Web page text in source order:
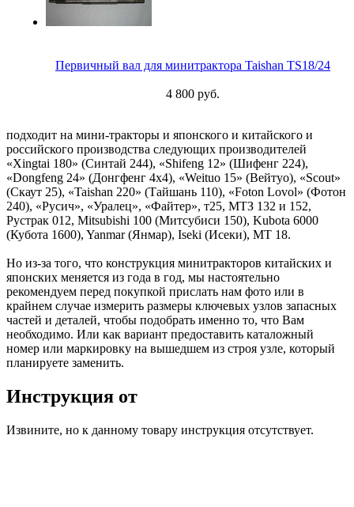
Первичный вал для минитрактора Taishan TS18/24
4 800 руб.
подходит на мини-тракторы и японского и китайского и
российского производства следующих производителей
«Xingtai 180» (Синтай 244), «Shifeng 12» (Шифенг 224),
«Dongfeng 24» (Донгфенг 4х4), «Weituo 15» (Вейтуо), «Scout»
(Скаут 25), «Taishan 220» (Тайшань 110), «Foton Lovol» (Фотон
240), «Русич», «Уралец», «Файтер», т25, МТЗ 132 и 152,
Рустрак 012, Mitsubishi 100 (Митсубиси 150), Kubota 6000
(Кубота 1600), Yanmar (Янмар), Iseki (Исеки), МТ 18.
Но из-за того, что конструкция минитракторов китайских и
японских меняется из года в год, мы настоятельно
рекомендуем перед покупкой прислать нам фото или в
крайнем случае измерить размеры ключевых узлов запасных
частей и деталей, чтобы подобрать именно то, что Вам
необходимо. Или как вариант предоставить каталожный
номер или маркировку на вышедшем из строя узле, который
планируете заменить.
Инструкция от
Извините, но к данному товару инструкция отсутствует.